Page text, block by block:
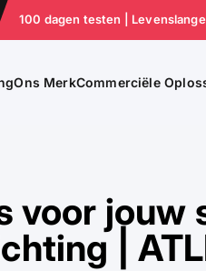
100 dagen testen |
Ons MerkCommerciële
voor jouw
|